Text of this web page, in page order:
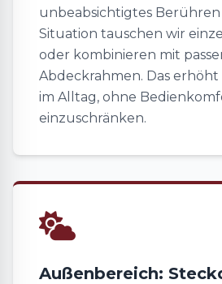
unbeabsichtigtes Berühren
Situation tauschen wir
oder kombinieren mit
Abdeckrahmen. Das erhöht
im Alltag, ohne
einzuschränken.
Außenbereich: